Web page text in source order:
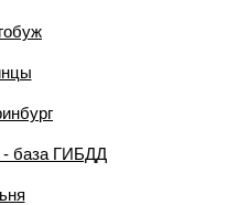
- база ГИБДД